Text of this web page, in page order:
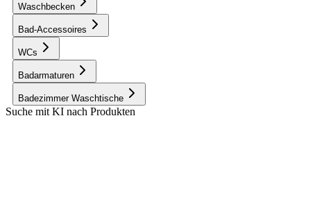
Waschbecken
Bad-Accessoires
WCs
Badarmaturen
Badezimmer Waschtische
Suche mit KI nach Produkten